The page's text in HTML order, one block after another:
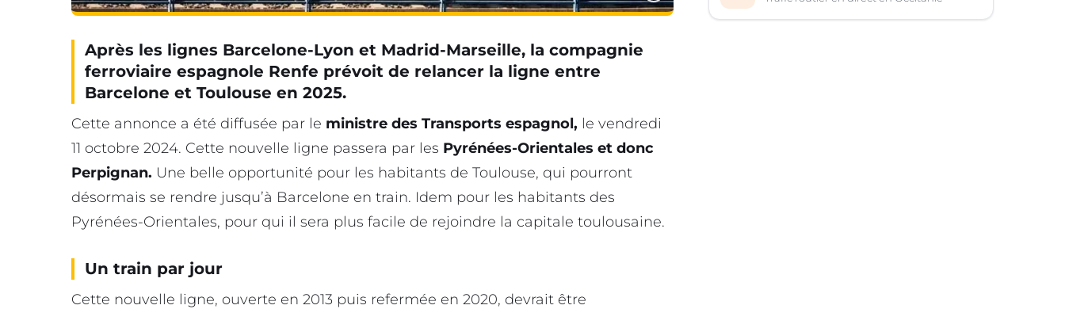
Après les lignes Barcelone-Lyon et Madrid-Marseille, la compagnie
ferroviaire espagnole Renfe prévoit de relancer la ligne entre
Barcelone et Toulouse en 2025.
Cette annonce a été diffusée par le ministre des Transports espagnol, le vendredi
11 octobre 2024. Cette nouvelle ligne passera par les Pyrénées-Orientales et donc
Perpignan. Une belle opportunité pour les habitants de Toulouse, qui pourront
désormais se rendre jusqu’à Barcelone en train. Idem pour les habitants des
Pyrénées-Orientales, pour qui il sera plus facile de rejoindre la capitale toulousaine.
Un train par jour
Cette nouvelle ligne, ouverte en 2013 puis refermée en 2020, devrait être